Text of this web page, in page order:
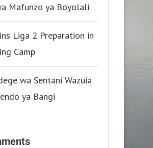
Mafunzo ya Boyolali
Liga 2 Preparation in
Camp
wa Sentani Wazuia
ya Bangi